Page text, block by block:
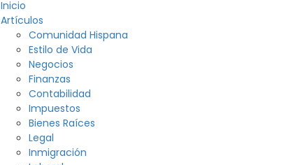
Inicio
Artículos
Comunidad Hispana
Estilo de Vida
Negocios
Finanzas
Contabilidad
Impuestos
Bienes Raíces
Legal
Inmigración